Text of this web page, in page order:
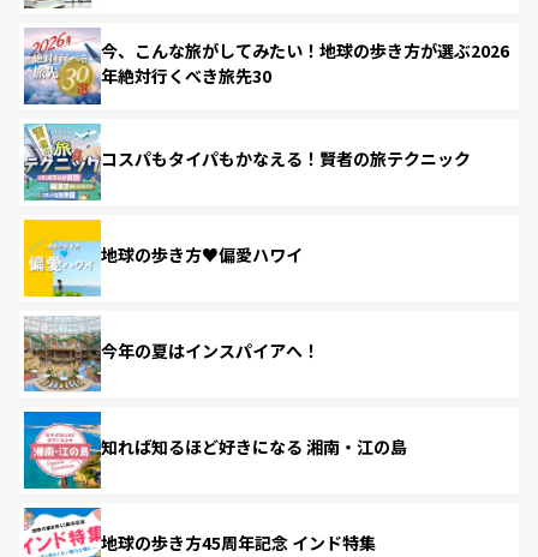
今、こんな旅がしてみたい！地球の歩き方が選ぶ2026
年絶対行くべき旅先30
コスパもタイパもかなえる！賢者の旅テクニック
地球の歩き方♥偏愛ハワイ
今年の夏はインスパイアへ！
知れば知るほど好きになる 湘南・江の島
地球の歩き方45周年記念 インド特集